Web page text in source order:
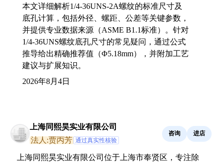
本文详细解析1/4-36UNS-2A螺纹的标准尺寸及
底孔计算，包括外径、螺距、公差等关键参数，
并提供专业数据来源（ASME B1.1标准）。针对
1/4-36UNS螺纹底孔尺寸的常见疑问，通过公式
推导给出精确推荐值（Φ5.18mm），并附加工艺
建议与扩展知识。
2026年8月4日
上海同熙昊实业有限公司
法人:贾丙芳 通过真实性核验
咨询 进店
上海同熙昊实业有限公司位于上海市奉贤区，专注除